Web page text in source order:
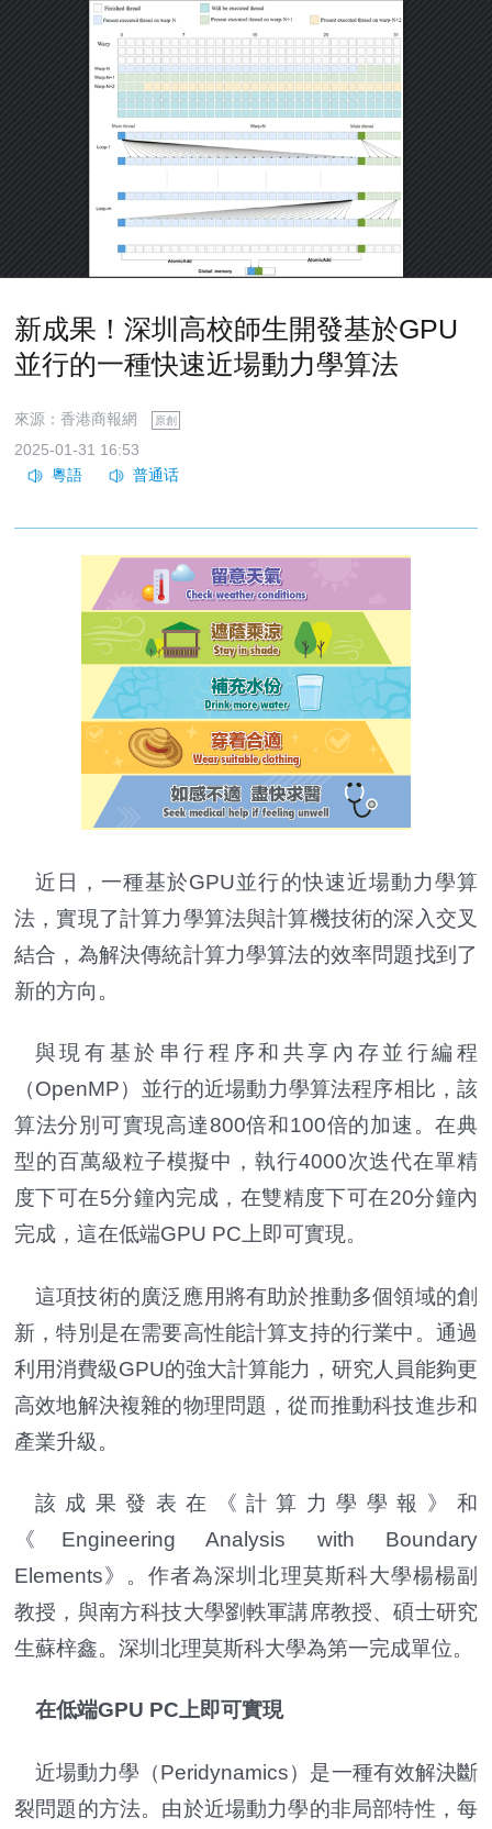
新成果！深圳高校師生開發基於GPU
並行的一種快速近場動力學算法
來源：香港商報網 原創
2025-01-31 16:53
近日，一種基於GPU並行的快速近場動力學算
法，實現了計算力學算法與計算機技術的深入交叉
結合，為解決傳統計算力學算法的效率問題找到了
新的方向。
與現有基於串行程序和共享內存並行編程
（OpenMP）並行的近場動力學算法程序相比，該
算法分別可實現高達800倍和100倍的加速。在典
型的百萬級粒子模擬中，執行4000次迭代在單精
度下可在5分鐘內完成，在雙精度下可在20分鐘內
完成，這在低端GPU PC上即可實現。
這項技術的廣泛應用將有助於推動多個領域的創
新，特別是在需要高性能計算支持的行業中。通過
利用消費級GPU的強大計算能力，研究人員能夠更
高效地解決複雜的物理問題，從而推動科技進步和
產業升級。
該成果發表在《計算力學學報》和
《Engineering Analysis with Boundary
Elements》。作者為深圳北理莫斯科大學楊楊副
教授，與南方科技大學劉軼軍講席教授、碩士研究
生蘇梓鑫。深圳北理莫斯科大學為第一完成單位。
在低端GPU PC上即可實現
近場動力學（Peridynamics）是一種有效解決斷
裂問題的方法。由於近場動力學的非局部特性，每